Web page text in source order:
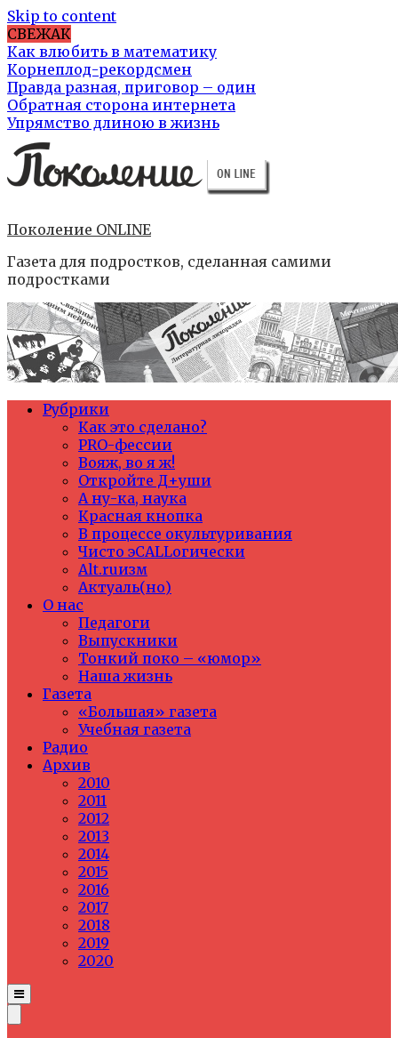
Skip to content
СВЕЖАК
Как влюбить в математику
Корнеплод-рекордсмен
Правда разная, приговор – один
Обратная сторона интернета
Упрямство длиною в жизнь
Поколение ONLINE
Газета для подростков, сделанная самими
подростками
Рубрики
Как это сделано?
PRO-фессии
Вояж, во я ж!
Откройте Д+уши
А ну-ка, наука
Красная кнопка
В процессе окультуривания
Чисто эCALLогически
Alt.ruизм
Актуаль(но)
О нас
Педагоги
Выпускники
Тонкий поко – «юмор»
Наша жизнь
Газета
«Большая» газета
Учебная газета
Радио
Архив
2010
2011
2012
2013
2014
2015
2016
2017
2018
2019
2020